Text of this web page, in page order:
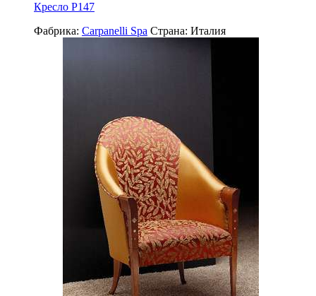
Кресло P147
Фабрика: Carpanelli Spa Страна: Италия